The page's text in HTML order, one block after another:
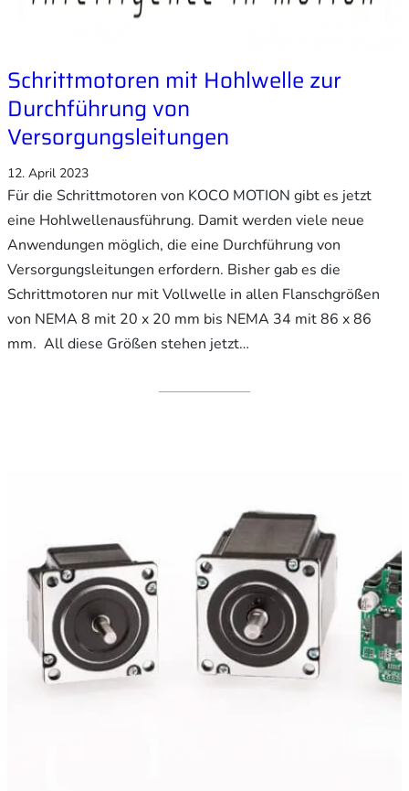
Schrittmotoren mit Hohlwelle zur
Durchführung von
Versorgungsleitungen
12. April 2023
Für die Schrittmotoren von KOCO MOTION gibt es jetzt
eine Hohlwellenausführung. Damit werden viele neue
Anwendungen möglich, die eine Durchführung von
Versorgungsleitungen erfordern. Bisher gab es die
Schrittmotoren nur mit Vollwelle in allen Flanschgrößen
von NEMA 8 mit 20 x 20 mm bis NEMA 34 mit 86 x 86
mm. All diese Größen stehen jetzt…